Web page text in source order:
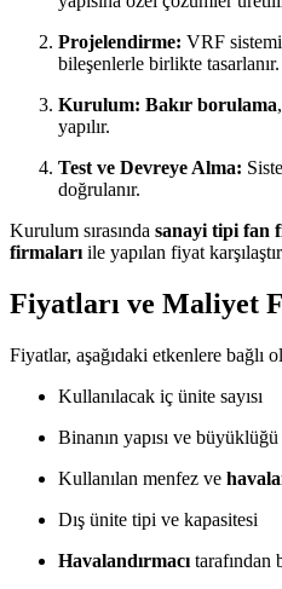
Projelendirme: VRF
bileşenlerle birlikte tasarlanır.
Kurulum: Bakır borulama
yapılır.
Test ve Devreye Alma:
doğrulanır.
Kurulum sırasında sanayi tipi fan
firmaları ile yapılan fiyat
Fiyatları ve Maliyet
Fiyatlar, aşağıdaki etkenlere bağlı
Kullanılacak iç ünite sayısı
Binanın yapısı ve büyüklüğü
Kullanılan menfez ve
Dış ünite tipi ve kapasitesi
Havalandırmacı tarafından